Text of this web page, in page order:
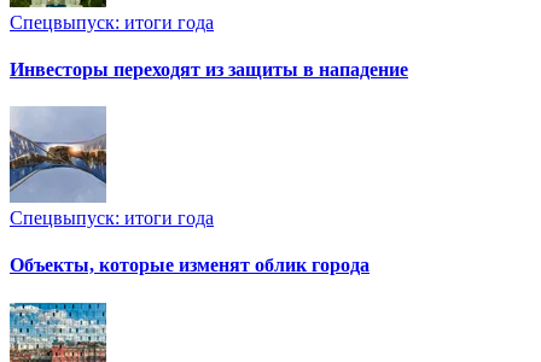
Спецвыпуск: итоги года
Инвесторы переходят из защиты в нападение
Спецвыпуск: итоги года
Объекты, которые изменят облик города